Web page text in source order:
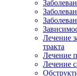
Лечение
тракта
Лечение
Лечение